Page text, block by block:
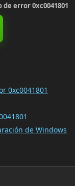
error 0xc0041801
0xc0041801
de Windows